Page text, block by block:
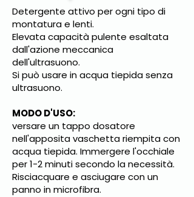
Detergente attivo per ogni tipo di
montatura e lenti.
Elevata capacità pulente esaltata
dall'azione meccanica
dell'ultrasuono.
Si può usare in acqua tiepida senza
ultrasuono.
MODO D'USO:
versare un tappo dosatore
nell'apposita vaschetta riempita con
acqua tiepida. Immergere l'occhiale
per 1-2 minuti secondo la necessità.
Risciacquare e asciugare con un
panno in microfibra.